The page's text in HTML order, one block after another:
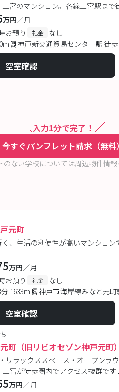
宮のマンション。各線三宮駅まで
万円／月
お預り 礼金
なし
神戸新交通貿易センター駅 徒
空室確認
入力1分で完了！
今すぐパンフレット請求（無料）
ない学校については周辺物件情報
元町
、生活の利便性が高いマンショ
万円／月
お預り 礼金
なし
1633m
神戸市海岸線みなと元町
空室確認
町（旧リビオセゾン神戸元町）
リラックススペース・オープンラ
三宮が徒歩圏内でアクセス抜群で
万円／月